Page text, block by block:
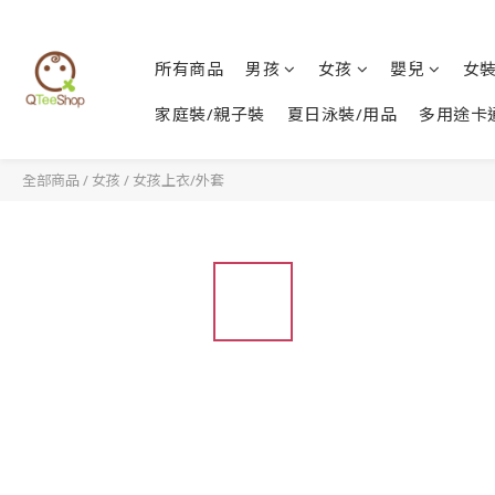
所有商品 男孩 女孩 嬰兒 女
家庭裝/親子裝 夏日泳裝/用品 多用途卡
全部商品 / 女孩 / 女孩上衣/外套